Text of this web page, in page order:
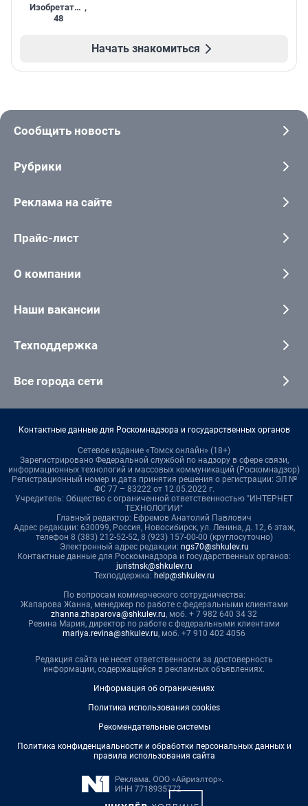
Изобретатель ,
48
Начать знакомиться
Сообщить новость
Рубрики
Реклама на сайте
Прайс-лист
О компании
Наши вакансии
Техподдержка
Все города сети
Контактные данные для Роскомнадзора и государственных органов
Сетевое издание «Томск онлайн» (18+)
Зарегистрировано Федеральной службой по надзору в сфере связи,
информационных технологий и массовых коммуникаций (Роскомнадзор)
Регистрационный номер и дата принятия решения о регистрации: ЭЛ №
ФС 77 – 83222 от 12.05.2022 г.
Учредитель: Общество с ограниченной ответственностью "ИНТЕРНЕТ
ТЕХНОЛОГИИ"
Главный редактор: Ефремов Анатолий Павлович
Адрес редакции: 630099, Россия, Новосибирск, ул. Ленина, д. 12, 6 этаж,
телефон 8 (383) 212-52-52, 8 (923) 157-00-00 (круглосуточно)
Электронный адрес редакции: ngs70@shkulev.ru
Контактные данные для Роскомнадзора и государственных органов:
juristnsk@shkulev.ru
Техподдержка: help@shkulev.ru
По вопросам коммерческого сотрудничества:
Жапарова Жанна, менеджер по работе с федеральными клиентами
zhanna.zhaparova@shkulev.ru, моб. + 7 982 640 34 32
Ревина Мария, директор по работе с федеральными клиентами
mariya.revina@shkulev.ru, моб. +7 910 402 4056
Редакция сайта не несет ответственности за достоверность
информации, содержащейся в рекламных объявлениях.
Информация об ограничениях
Политика использования cookies
Рекомендательные системы
Политика конфиденциальности и обработки персональных данных и
правила использования сайта